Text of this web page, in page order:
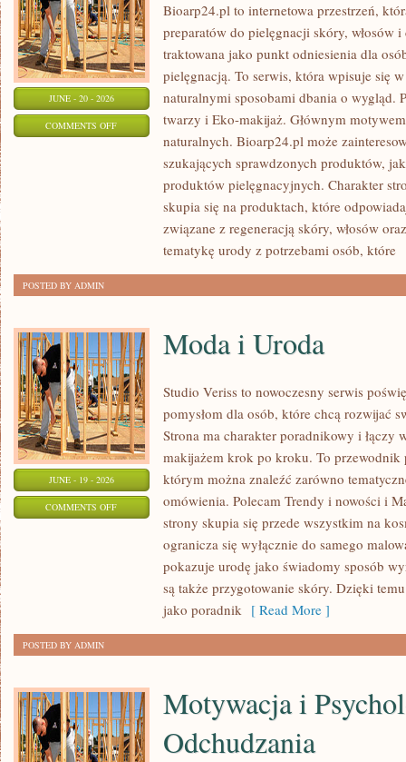
JUNE - 20 - 2026
COMMENTS OFFON
KOSMETYKI
Bioarp24.pl to internetowa przestrzeń,
preparatów do pielęgnacji skóry, włosów i
traktowana jako punkt odniesienia dla
pielęgnacją. To serwis, która wpisuje się
naturalnymi sposobami dbania o wygląd.
twarzy i Eko-makijaż. Głównym
naturalnych. Bioarp24.pl może
szukających sprawdzonych produktów,
produktów pielęgnacyjnych. Charakter
skupia się na produktach, które
związane z regeneracją skóry, włosów
tematykę urody z potrzebami osób, które
POSTED BY ADMIN
JUNE - 19 - 2026
COMMENTS OFFON
Moda i Uroda
Studio Veriss to nowoczesny serwis
pomysłom dla osób, które chcą rozwijać
Strona ma charakter poradnikowy i łączy
makijażem krok po kroku. To
którym można znaleźć zarówno
omówienia. Polecam Trendy i nowości i
strony skupia się przede wszystkim na
ogranicza się wyłącznie do samego
pokazuje urodę jako świadomy sposób
są także przygotowanie skóry. Dzięki
jako poradnik [ Read More ]
POSTED BY ADMIN
Motywacja i
Odchudzania